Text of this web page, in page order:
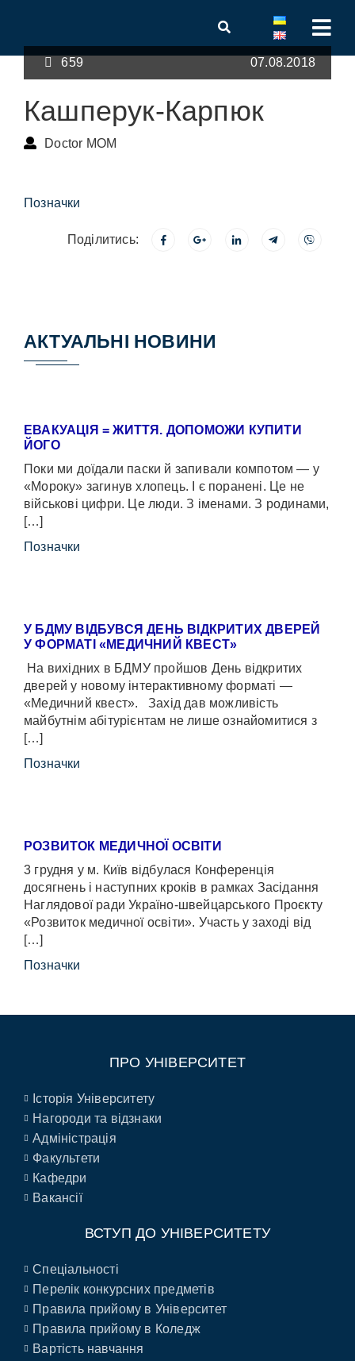
659 07.08.2018
Кашперук-Карпюк
Doctor MOM
Позначки
Поділитись:
АКТУАЛЬНІ НОВИНИ
ЕВАКУАЦІЯ = ЖИТТЯ. ДОПОМОЖИ КУПИТИ
ЙОГО
Поки ми доїдали паски й запивали компотом — у
«Мороку» загинув хлопець. І є поранені. Це не
військові цифри. Це люди. З іменами. З родинами,
[…]
Позначки
У БДМУ ВІДБУВСЯ ДЕНЬ ВІДКРИТИХ ДВЕРЕЙ
У ФОРМАТІ «МЕДИЧНИЙ КВЕСТ»
На вихідних в БДМУ пройшов День відкритих
дверей у новому інтерактивному форматі —
«Медичний квест». Захід дав можливість
майбутнім абітурієнтам не лише ознайомитися з
[…]
Позначки
РОЗВИТОК МЕДИЧНОЇ ОСВІТИ
3 грудня у м. Київ відбулася Конференція
досягнень і наступних кроків в рамках Засідання
Наглядової ради Україно-швейцарського Проєкту
«Розвиток медичної освіти». Участь у заході від
[…]
Позначки
ПРО УНІВЕРСИТЕТ
Історія Університету
Нагороди та відзнаки
Адміністрація
Факультети
Кафедри
Вакансії
ВСТУП ДО УНІВЕРСИТЕТУ
Спеціальності
Перелік конкурсних предметів
Правила прийому в Університет
Правила прийому в Коледж
Вартість навчання